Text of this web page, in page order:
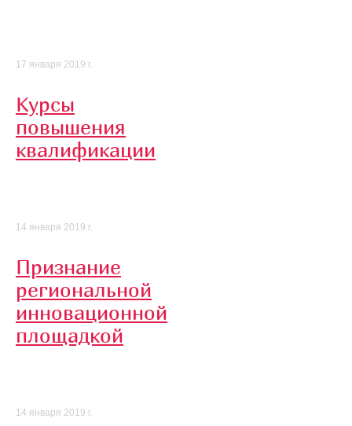
17 января 2019 г.
Курсы
повышения
квалификации
14 января 2019 г.
Признание
региональной
инновационной
площадкой
14 января 2019 г.